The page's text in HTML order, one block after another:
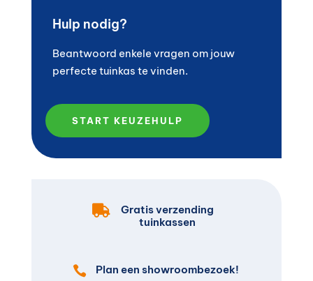
Hulp nodig?
Beantwoord enkele vragen om jouw
perfecte tuinkas te vinden.
START KEUZEHULP

Gratis verzending
tuinkassen
 Plan een showroombezoek!